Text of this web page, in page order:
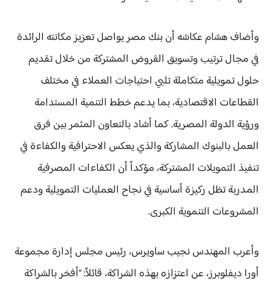
وأضاف هشام عكاشه أن بنك مصر يواصل تعزيز مكانته الرائدة
في مجال ترتيب وتسويق القروض المشتركة من خلال تقديم
حلول تمويلية متكاملة تلبي احتياجات العملاء في مختلف
القطاعات الاقتصادية، بما يدعم خطط التنمية المستدامة
ورؤية الدولة المصرية. كما أشاد بالتعاون المثمر بين فرق
العمل بالبنوك المشاركة والذي يعكس الاحترافية والكفاءة في
تنفيذ التمويلات المشتركة، مؤكداً أن الكفاءات المصرفية
المدربة تظل ركيزة أساسية في نجاح العمليات التمويلية ودعم
المشروعات التنموية الكبرى.
وأعرب المهندس نجيب ساويرس، رئيس مجلس إدارة مجموعة
أورا ديفلوبرز، عن اعتزازه بهذه الشراكة، قائلاً: "أفخر بالشراكة